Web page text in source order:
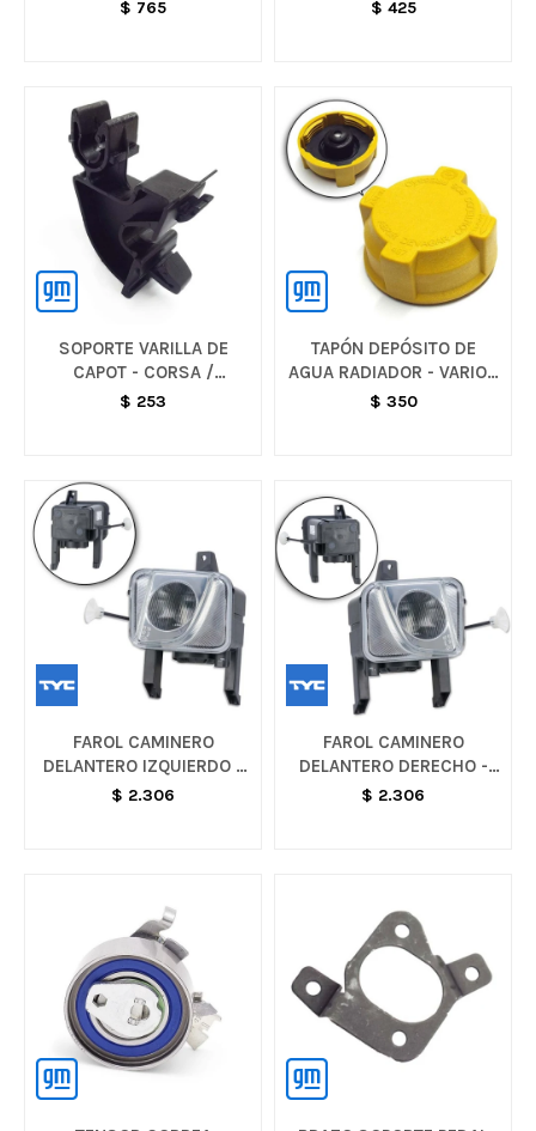
$ 765 $ 425
SOPORTE VARILLA DE
CAPOT - CORSA /
MONTANA / MERIVA
$ 253
TAPÓN DEPÓSITO DE
AGUA RADIADOR - VARIOS
MODELOS
$ 350
FAROL CAMINERO
DELANTERO IZQUIERDO -
MONTANA / MERIVA /
$ 2.306
FAROL CAMINERO
DELANTERO DERECHO -
MONTANA / MERIVA
$ 2.306